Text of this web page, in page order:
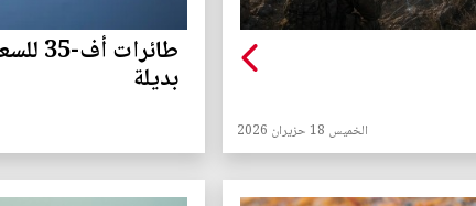
الخميس 18 حزيران 2026
بديلة